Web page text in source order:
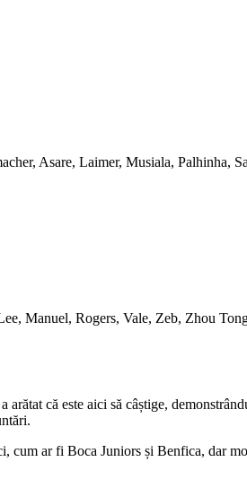
Asare, Laimer, Musiala, Palhinha,
Manuel, Rogers, Vale, Zeb, Zhou
că este aici să câștige,
ar fi Boca Juniors și Benfica, dar